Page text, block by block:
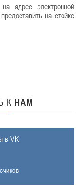
адрес электронной
на стойке
К НАМ
в VK